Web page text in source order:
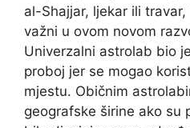
al-Shajjar, ljekar ili
važni u ovom novom
Univerzalni astrolab bio
proboj jer se mogao
mjestu. Običnim
geografske širine ako su